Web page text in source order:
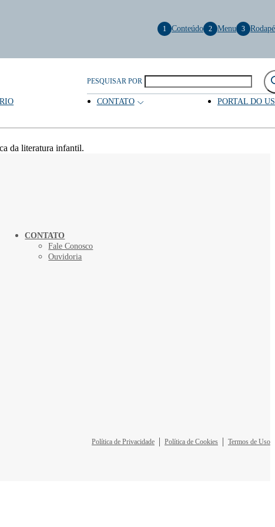
PESQUISAR POR
CONTATO PORTAL DO
1 Conteúdo 2 Menu 3 Rodapé
da literatura infantil.
CONTATO
Fale Conosco
Ouvidoria
Política de Privacidade Política de Cookies Termos de Uso